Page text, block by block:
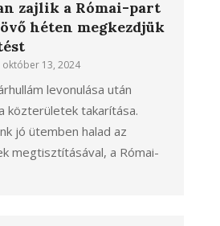
zajlik a Római-part
héten megkezdjük
október 13, 2024
levonulása után
közterületek takarítása.
jó ütemben halad az
megtisztításával, a Római-